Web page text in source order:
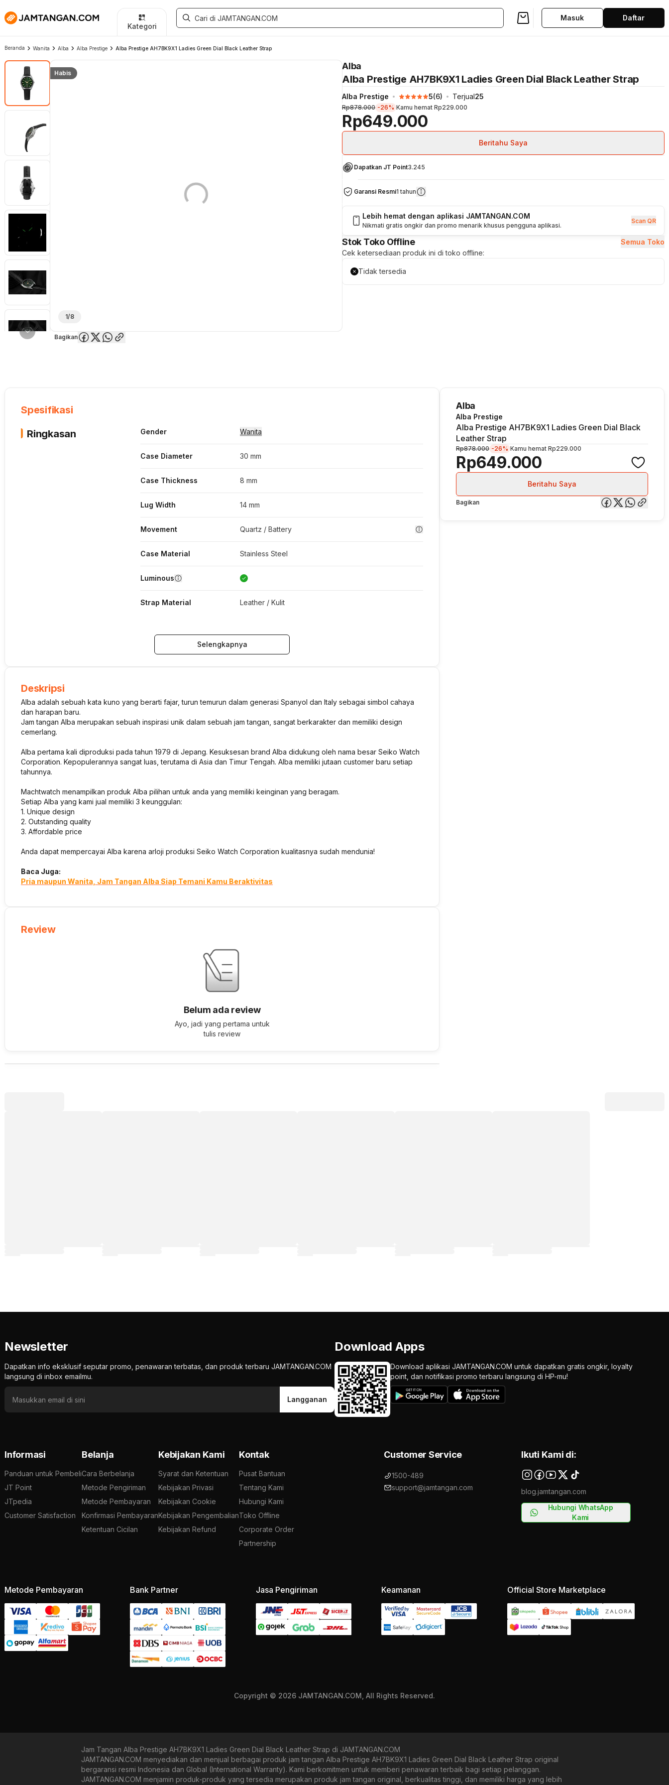
Newsletter
Dapatkan info eksklusif seputar promo, penawaran terbatas, dan produk terbaru JAMTANGAN.COM
langsung di inbox emailmu.
Langganan
Download Apps
Download aplikasi JAMTANGAN.COM untuk dapatkan gratis ongkir, loyalty
point, dan notifikasi promo terbaru langsung di HP-mu!
Informasi
Panduan untuk Pembeli
JT Point
JTpedia
Customer Satisfaction
Belanja
Cara Berbelanja
Metode Pengiriman
Metode Pembayaran
Konfirmasi Pembayaran
Ketentuan Cicilan
Kebijakan Kami
Syarat dan Ketentuan
Kebijakan Privasi
Kebijakan Cookie
Kebijakan Pengembalian
Kebijakan Refund
Kontak
Pusat Bantuan
Tentang Kami
Hubungi Kami
Toko Offline
Corporate Order
Partnership
Customer Service
1500-489
support@jamtangan.com
Ikuti Kami di:
blog.jamtangan.com
Hubungi WhatsApp
Kami
Metode Pembayaran Bank Partner Jasa Pengiriman Keamanan Official Store Marketplace
Copyright © 2026 JAMTANGAN.COM, All Rights Reserved.
Jam Tangan Alba Prestige AH7BK9X1 Ladies Green Dial Black Leather Strap di JAMTANGAN.COM
JAMTANGAN.COM menyediakan dan menjual berbagai produk jam tangan Alba Prestige AH7BK9X1 Ladies Green Dial Black Leather Strap original
bergaransi resmi Indonesia dan Global (International Warranty). Kami berkomitmen untuk memberi penawaran terbaik bagi setiap pelanggan.
JAMTANGAN.COM menjamin produk-produk yang tersedia merupakan produk jam tangan original, berkualitas tinggi, dan memiliki harga yang lebih
Kategori
Masuk Daftar
Beranda Wanita Alba Alba Prestige Alba Prestige AH7BK9X1 Ladies Green Dial Black Leather Strap
Habis
1/8
Bagikan
Alba
Alba Prestige AH7BK9X1 Ladies Green Dial Black Leather Strap
Alba Prestige 5(6) Terjual25
Rp649.000
Rp878.000 -26% Kamu hemat Rp229.000
Beritahu Saya
Dapatkan JT Point3.245
Garansi Resmi1 tahun
Lebih hemat dengan aplikasi JAMTANGAN.COM
Nikmati gratis ongkir dan promo menarik khusus pengguna aplikasi.
Scan QR
Stok Toko Offline
Semua Toko
Cek ketersediaan produk ini di toko offline:
Tidak tersedia
Spesifikasi
Ringkasan
Gender Wanita
Case Diameter 30 mm
Case Thickness 8 mm
Lug Width 14 mm
Movement Quartz / Battery
Case Material Stainless Steel
Luminous
Strap Material Leather / Kulit
Selengkapnya
Deskripsi
Alba adalah sebuah kata kuno yang berarti fajar, turun temurun dalam generasi Spanyol dan Italy sebagai simbol cahaya
dan harapan baru.
Jam tangan Alba merupakan sebuah inspirasi unik dalam sebuah jam tangan, sangat berkarakter dan memiliki design
cemerlang.
Alba pertama kali diproduksi pada tahun 1979 di Jepang. Kesuksesan brand Alba didukung oleh nama besar Seiko Watch
Corporation. Kepopulerannya sangat luas, terutama di Asia dan Timur Tengah. Alba memiliki jutaan customer baru setiap
tahunnya.
Machtwatch menampilkan produk Alba pilihan untuk anda yang memiliki keinginan yang beragam.
Setiap Alba yang kami jual memiliki 3 keunggulan:
1. Unique design
2. Outstanding quality
3. Affordable price
Anda dapat mempercayai Alba karena arloji produksi Seiko Watch Corporation kualitasnya sudah mendunia!
Baca Juga:
Pria maupun Wanita, Jam Tangan Alba Siap Temani Kamu Beraktivitas
Review
Belum ada review
Ayo, jadi yang pertama untuk
tulis review
Alba
Alba Prestige
Alba Prestige AH7BK9X1 Ladies Green Dial Black
Leather Strap
Rp649.000
Rp878.000 -26% Kamu hemat Rp229.000
Beritahu Saya
Bagikan